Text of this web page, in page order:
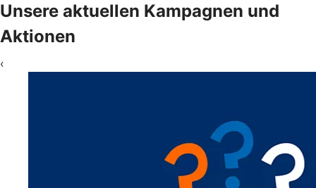
Unsere aktuellen Kampagnen und
Aktionen
‹